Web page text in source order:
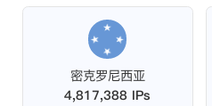
密克罗尼西亚
4,817,388 IPs